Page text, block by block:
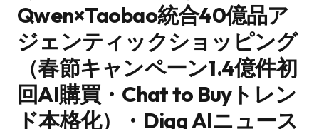
Qwen×Taobao統合40億品ア
ジェンティックショッピング
（春節キャンペーン1.4億件初
回AI購買・Chat to Buyトレン
ド本格化）・Digg AIニュース